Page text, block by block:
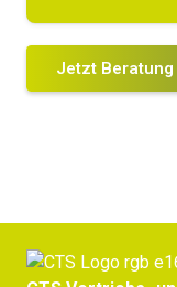
Jetzt